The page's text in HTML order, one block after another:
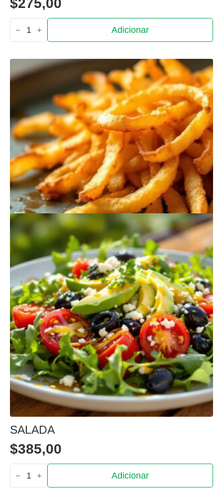
$275,00
Quantidade
de
Arroz
Adicionar
BATATA FRITA
$385,00
Quantidade
de
Batata
Frita
Adicionar
PRODUTOS
RELACIONADOS
SALADA
$385,00
Quantidade
de
Salada
Adicionar